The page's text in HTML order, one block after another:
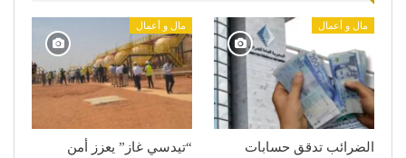
مال و أعمال
الضرائب تدقق حسابات
مال و أعمال
“تيدسي غاز” يعزز أمن